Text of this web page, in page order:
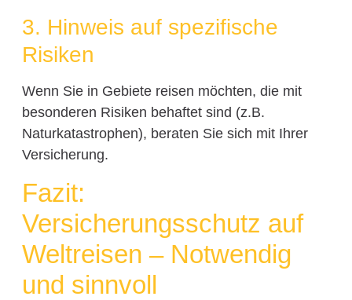
3. Hinweis auf spezifische
Risiken
Wenn Sie in Gebiete reisen möchten, die mit
besonderen Risiken behaftet sind (z.B.
Naturkatastrophen), beraten Sie sich mit Ihrer
Versicherung.
Fazit:
Versicherungsschutz auf
Weltreisen – Notwendig
und sinnvoll